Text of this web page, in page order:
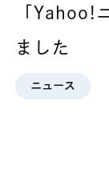
「Yahoo!
ました
ニュース